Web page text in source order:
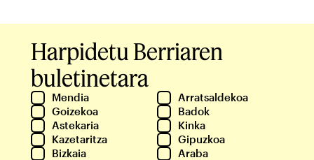
Harpidetu Berriaren
buletinetara
Mendia
Arratsaldekoa
Goizekoa
Badok
Astekaria
Kinka
Kazetaritza
Gipuzkoa
Bizkaia
Araba